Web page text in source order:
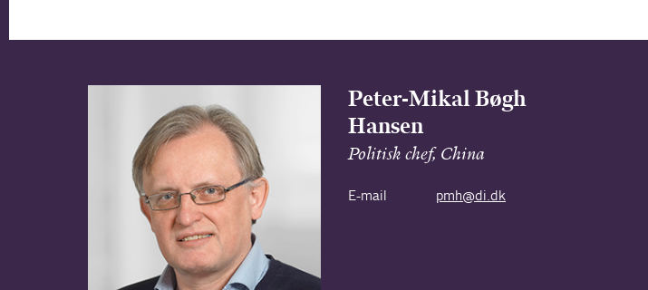
Peter-Mikal Bøgh
Hansen
Politisk chef, China
E-mail pmh@di.dk